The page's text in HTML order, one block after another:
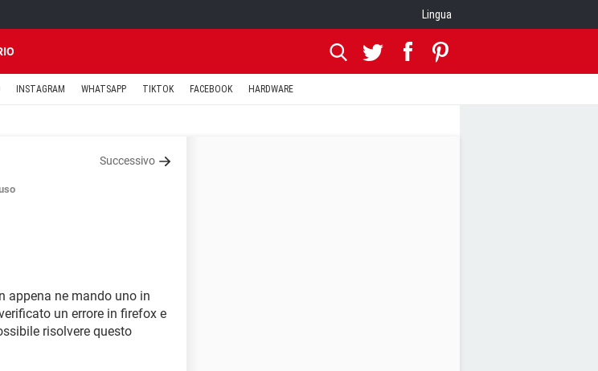
Lingua
INSTAGRAM WHATSAPP TIKTOK FACEBOOK HARDWARE
Successivo
appena ne mando uno in
un errore in firefox e
risolvere questo